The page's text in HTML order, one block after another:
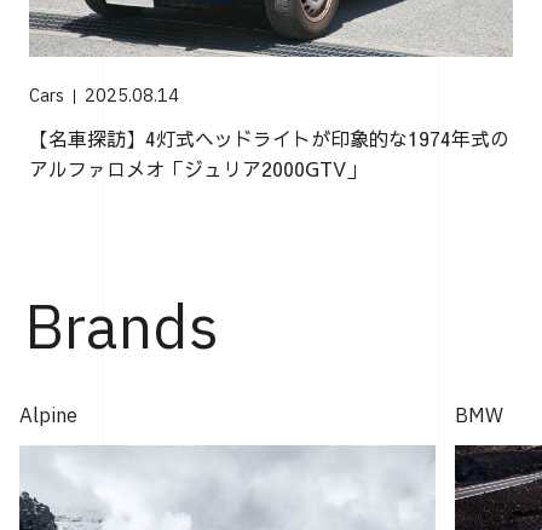
Cars 2025.08.14
【名車探訪】4灯式ヘッドライトが印象的な1974年式の
アルファロメオ「ジュリア2000GTV」
Brands
Alpine BMW